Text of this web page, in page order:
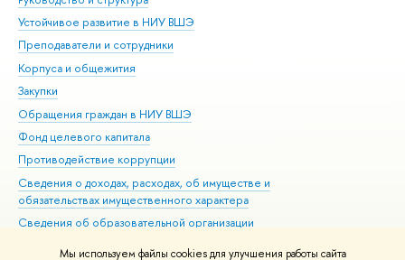
Мы используем файлы cookies для улучшения работы сайта
Устойчивое развитие в НИУ ВШЭ
Преподаватели и сотрудники
Корпуса и общежития
Закупки
Обращения граждан в НИУ ВШЭ
Фонд целевого капитала
Противодействие коррупции
Сведения о доходах, расходах, об имуществе и
обязательствах имущественного характера
Сведения об образовательной организации
Людям с ограниченными возможностями здоровья